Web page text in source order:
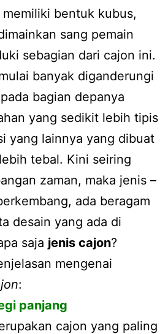
bentuk kubus,
sang pemain
sebagian dari cajon ini.
banyak diganderungi
bagian depanya
yang sedikit lebih tipis
yang lainnya yang dibuat
tebal. Kini seiring
zaman, maka jenis –
ada beragam
desain yang ada di
saja jenis cajon?
mengenai
:
panjang
cajon yang paling